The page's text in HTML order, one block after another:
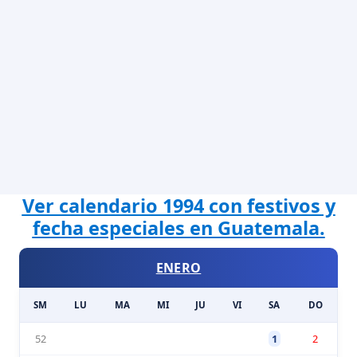
Ver calendario 1994 con festivos y
fecha especiales en Guatemala.
ENERO
SM LU MA MI JU VI SA DO
52 1 2